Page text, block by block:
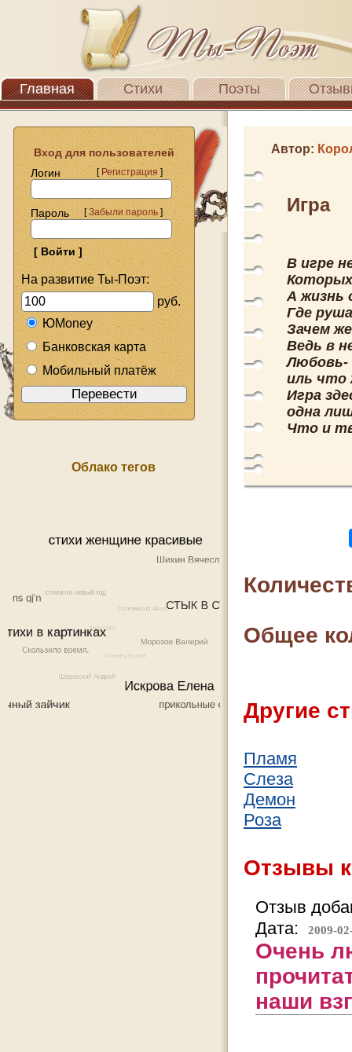
Главная Стихи Поэты
Вход для пользователей
Логин
[Регистрация]
Пароль [Забыли пароль]
На развитие Ты-Поэт:
руб.
ЮMoney
Банковская карта
Мобильный платёж
Облако тегов
Автор:
Игра
В игре
А жизнь
Где
Зачем
Ведь в
Любовь-
иль что
Игра
одна
Что и
Общее
Другие
Пламя
Слеза
Демон
Роза
Отзывы
Отзыв
Дата:
2009-
Очень
наши